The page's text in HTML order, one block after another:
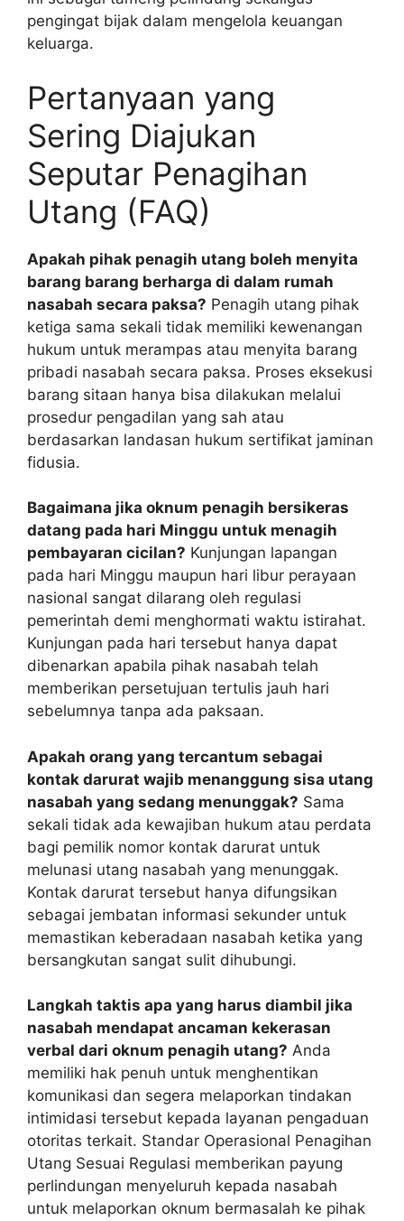
pengingat bijak dalam mengelola keuangan
keluarga.
Pertanyaan yang
Sering Diajukan
Seputar Penagihan
Utang (FAQ)
Apakah pihak penagih utang boleh menyita
barang barang berharga di dalam rumah
nasabah secara paksa? Penagih utang pihak
ketiga sama sekali tidak memiliki kewenangan
hukum untuk merampas atau menyita barang
pribadi nasabah secara paksa. Proses eksekusi
barang sitaan hanya bisa dilakukan melalui
prosedur pengadilan yang sah atau
berdasarkan landasan hukum sertifikat jaminan
fidusia.
Bagaimana jika oknum penagih bersikeras
datang pada hari Minggu untuk menagih
pembayaran cicilan? Kunjungan lapangan
pada hari Minggu maupun hari libur perayaan
nasional sangat dilarang oleh regulasi
pemerintah demi menghormati waktu istirahat.
Kunjungan pada hari tersebut hanya dapat
dibenarkan apabila pihak nasabah telah
memberikan persetujuan tertulis jauh hari
sebelumnya tanpa ada paksaan.
Apakah orang yang tercantum sebagai
kontak darurat wajib menanggung sisa utang
nasabah yang sedang menunggak? Sama
sekali tidak ada kewajiban hukum atau perdata
bagi pemilik nomor kontak darurat untuk
melunasi utang nasabah yang menunggak.
Kontak darurat tersebut hanya difungsikan
sebagai jembatan informasi sekunder untuk
memastikan keberadaan nasabah ketika yang
bersangkutan sangat sulit dihubungi.
Langkah taktis apa yang harus diambil jika
nasabah mendapat ancaman kekerasan
verbal dari oknum penagih utang? Anda
memiliki hak penuh untuk menghentikan
komunikasi dan segera melaporkan tindakan
intimidasi tersebut kepada layanan pengaduan
otoritas terkait. Standar Operasional Penagihan
Utang Sesuai Regulasi memberikan payung
perlindungan menyeluruh kepada nasabah
untuk melaporkan oknum bermasalah ke pihak